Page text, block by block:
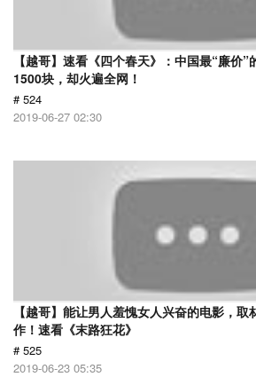
【越哥】速看《四个春天》：中国最“廉价
1500块，却火遍全网！
# 524
2019-06-27 02:30
【越哥】能让男人羞愧女人兴奋的电影，
作！速看《末路狂花》
# 525
2019-06-23 05:35